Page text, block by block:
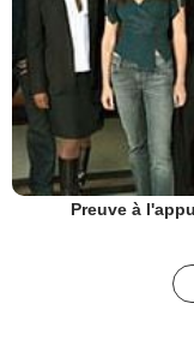
Preuve à